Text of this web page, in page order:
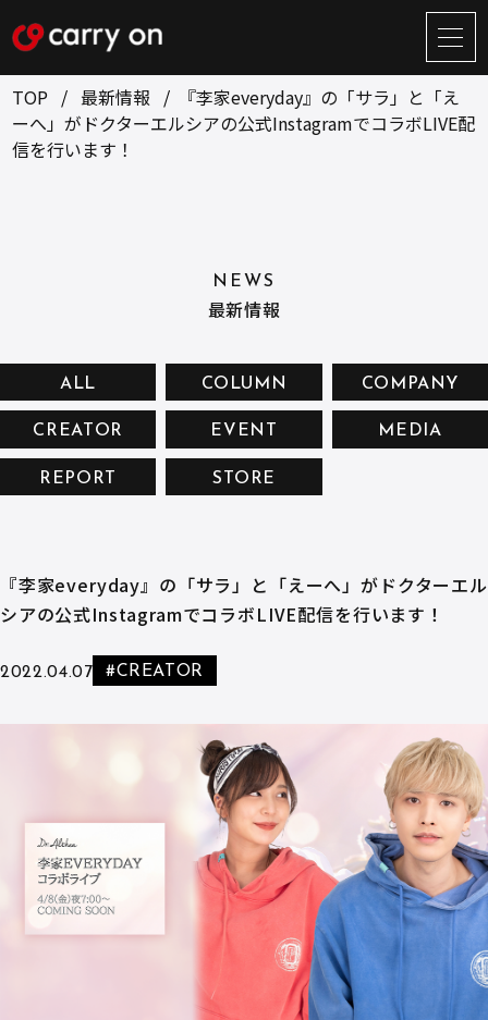
サ
イ
ト
メ
ニ
BUSINESS
お問い合せ
プライバシーポリシー
TOP 最新情報
『李家everyday』の「サラ」と「え
ーへ」がドクターエルシアの公式InstagramでコラボLIVE配
信を行います！
NEWS
最新情報
ALL COLUMN COMPANY
CREATOR EVENT MEDIA
REPORT STORE
『李家everyday』の「サラ」と「えーへ」がドクターエル
シアの公式InstagramでコラボLIVE配信を行います！
2022.04.07 #CREATOR